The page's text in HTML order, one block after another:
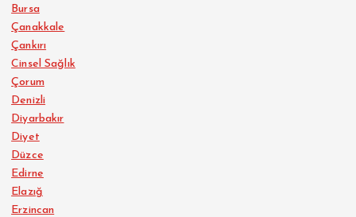
Bursa
Çanakkale
Çankırı
Cinsel Sağlık
Çorum
Denizli
Diyarbakır
Diyet
Düzce
Edirne
Elazığ
Erzincan